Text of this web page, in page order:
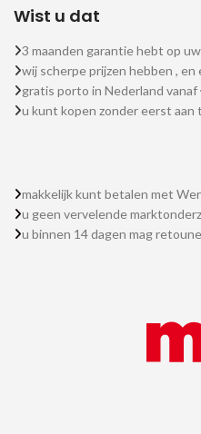
Wist u dat
3 maanden garantie hebt op
wij scherpe prijzen hebben ,
gratis porto in Nederland vanaf
u kunt kopen zonder eerst aan
makkelijk kunt betalen met
u geen vervelende
u binnen 14 dagen mag